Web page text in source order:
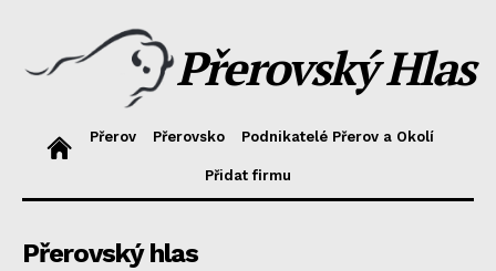
Přerovský Hlas
Přerov Přerovsko Podnikatelé Přerov a Okolí
Přidat firmu
Přerovský hlas